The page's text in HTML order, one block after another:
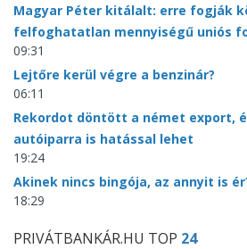
Magyar Péter kitálalt: erre fogják
felfoghatatlan mennyiségű uniós
09:31
Lejtőre kerül végre a benzinár?
06:11
Rekordot döntött a német export,
autóiparra is hatással lehet
19:24
Akinek nincs bingója, az annyit is
18:29
PRIVÁTBANKÁR.HU TOP 24